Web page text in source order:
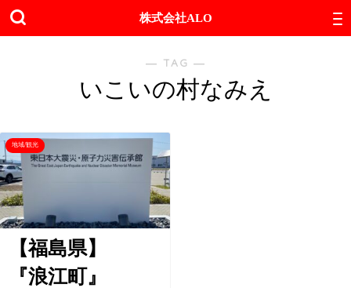
株式会社ALO
― TAG ―
いこいの村なみえ
地域/観光
【福島県】
『浪江町』